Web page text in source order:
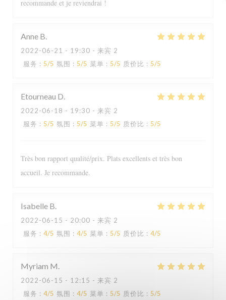
recommande et je reviendrai !
Anne B
2022-06-21 - 19:30 - 来宾 2
服务 : 5/5 氛围 : 5/5 菜单 : 5/5 质价比 : 5/5
Etourneau D
2022-06-18 - 19:30 - 来宾 2
服务 : 5/5 氛围 : 5/5 菜单 : 5/5 质价比 : 5/5
Très bon rapport qualité/prix. Plats excellents et très bon
accueil. Je recommande.
Isabelle B
2022-06-15 - 20:00 - 来宾 2
服务 : 4/5 氛围 : 4/5 菜单 : 5/5 质价比 : 4/5
Myriam M
2022-06-15 - 12:15 - 来宾 2
服务 : 4/5 氛围 : 4/5 菜单 : 5/5 质价比 : 5/5
Le Sale Gosse